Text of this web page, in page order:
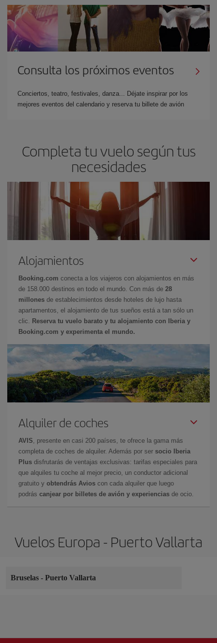
Consulta los próximos eventos
Conciertos, teatro, festivales, danza... Déjate inspirar por los
mejores eventos del calendario y reserva tu billete de avión
Completa tu vuelo según tus
necesidades
Alojamientos
Booking.com conecta a los viajeros con alojamientos en más
de 158.000 destinos en todo el mundo. Con más de 28
millones de establecimientos desde hoteles de lujo hasta
apartamentos, el alojamiento de tus sueños está a tan sólo un
clic.
Reserva tu vuelo barato y tu alojamiento con Iberia y
Booking.com y experimenta el mundo.
Alquiler de coches
AVIS , presente en casi 200 países, te ofrece la gama más
completa de coches de alquiler. Además por ser socio Iberia
Plus disfrutarás de ventajas exclusivas: tarifas especiales para
que alquiles tu coche al mejor precio, un conductor adicional
gratuito y obtendrás Avios con cada alquiler que luego
podrás canjear por billetes de avión y experiencias de ocio.
Vuelos Europa - Puerto Vallarta
Bruselas - Puerto Vallarta